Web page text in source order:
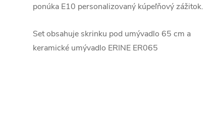
ponúka E10 personalizovaný kúpeľňový zážitok.
Set obsahuje skrinku pod umývadlo 65 cm a
keramické umývadlo ERINE ER065